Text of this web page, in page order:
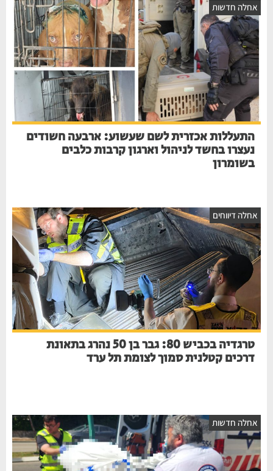
חדשות
התעללות אכזרית לשם שעשוע: ארבעה חשודים
נעצרו בחשד לניהול וארגון קרבות כלבים
בשומרון
דיווחים
טרגדיה בכביש 80: גבר בן 50 נהרג בתאונת
דרכים קטלנית סמוך לצומת תל ערד
חדשות